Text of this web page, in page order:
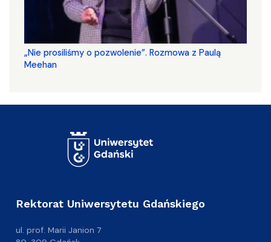
„Nie prosiliśmy o pozwolenie”. Rozmowa z Paulą
Meehan
Rektorat Uniwersytetu Gdańskiego
ul. prof. Marii Janion 7